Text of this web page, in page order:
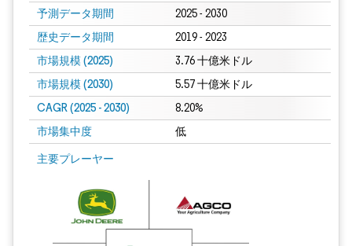
予測データ期間 2025 - 2030
歴史データ期間 2019 - 2023
市場規模 (2025) 3.76 十億米ドル
市場規模 (2030) 5.57 十億米ドル
CAGR (2025 - 2030) 8.20%
市場集中度 低
主要プレーヤー